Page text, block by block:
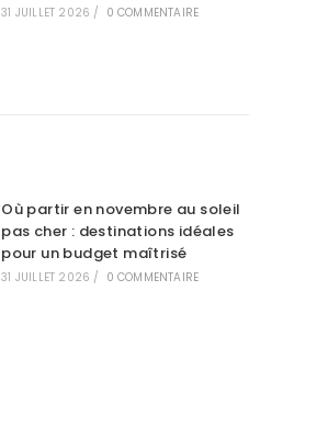
31 JUILLET 2026 / 0 COMMENTAIRE
Où partir en novembre au soleil
pas cher : destinations idéales
pour un budget maîtrisé
31 JUILLET 2026 / 0 COMMENTAIRE